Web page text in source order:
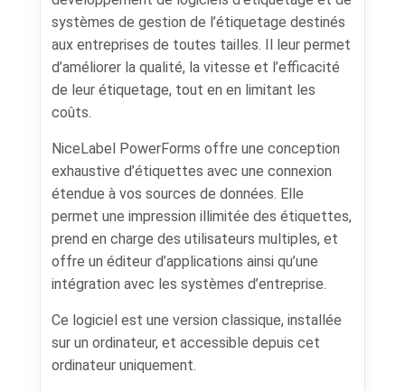
systèmes de gestion de l’étiquetage destinés
aux entreprises de toutes tailles. Il leur permet
d’améliorer la qualité, la vitesse et l’efficacité
de leur étiquetage, tout en en limitant les
coûts.
NiceLabel PowerForms offre une conception
exhaustive d’étiquettes avec une connexion
étendue à vos sources de données. Elle
permet une impression illimitée des étiquettes,
prend en charge des utilisateurs multiples, et
offre un éditeur d’applications ainsi qu’une
intégration avec les systèmes d’entreprise.
Ce logiciel est une version classique, installée
sur un ordinateur, et accessible depuis cet
ordinateur uniquement.